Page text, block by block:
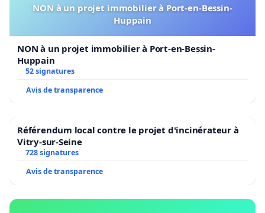
NON à un projet immobilier à Port-en-Bessin-
Huppain
NON à un projet immobilier à Port-en-Bessin-
Huppain
52 signatures
Avis de transparence
Référendum local contre le projet d'incinérateur à
Vitry-sur-Seine
728 signatures
Avis de transparence